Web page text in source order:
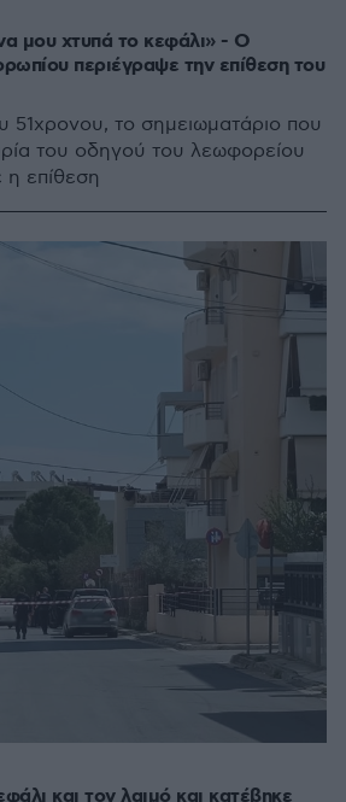
μου χτυπά το κεφάλι» - Ο
περιέγραψε την επίθεση του
51χρονου, το σημειωματάριο που
του οδηγού του λεωφορείου
επίθεση
και τον λαιμό και κατέβηκε